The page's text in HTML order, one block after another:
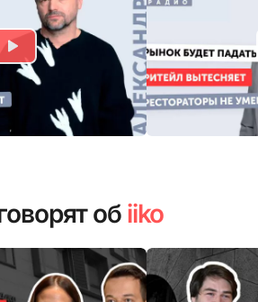
об iiko